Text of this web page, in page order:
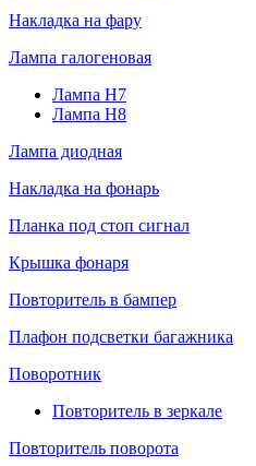
Накладка на фару
Лампа галогеновая
Лампа H7
Лампа H8
Лампа диодная
Накладка на фонарь
Планка под стоп сигнал
Крышка фонаря
Повторитель в бампер
Плафон подсветки багажника
Поворотник
Повторитель в зеркале
Повторитель поворота